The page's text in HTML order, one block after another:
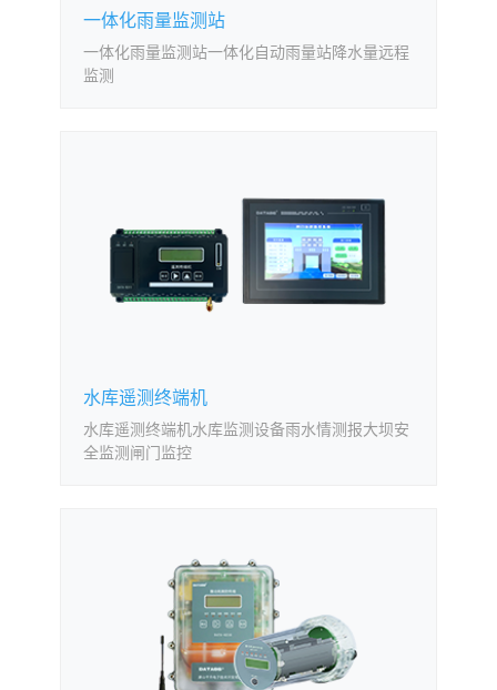
一体化雨量监测站
一体化雨量监测站一体化自动雨量站降水量远程
监测
水库遥测终端机
水库遥测终端机水库监测设备雨水情测报大坝安
全监测闸门监控